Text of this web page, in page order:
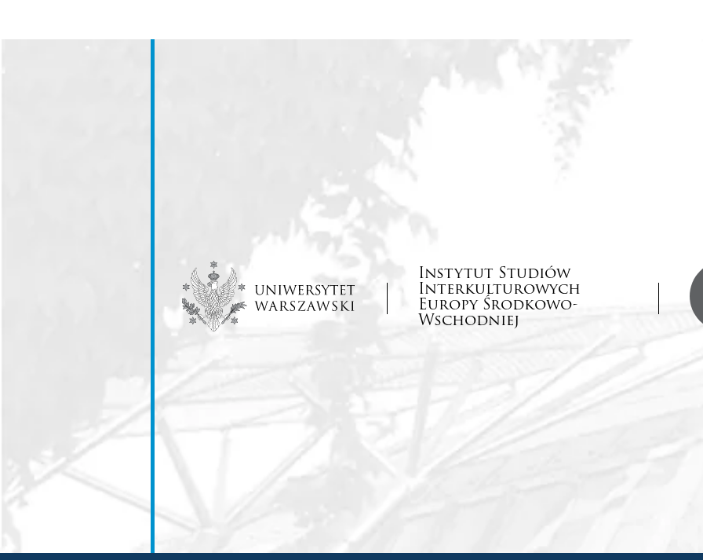
Instytut Studiów
Interkulturowych
Europy Środkowo-
Wschodniej